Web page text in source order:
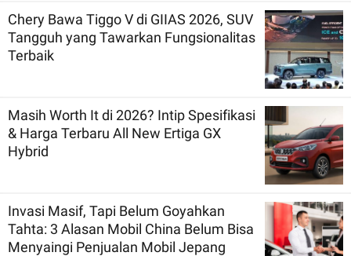
Chery Bawa Tiggo V di GIIAS 2026, SUV
Tangguh yang Tawarkan Fungsionalitas
Terbaik
Masih Worth It di 2026? Intip Spesifikasi
& Harga Terbaru All New Ertiga GX
Hybrid
Invasi Masif, Tapi Belum Goyahkan
Tahta: 3 Alasan Mobil China Belum Bisa
Menyaingi Penjualan Mobil Jepang